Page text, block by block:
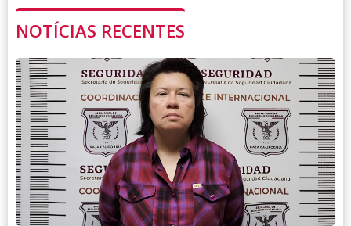
NOTÍCIAS RECENTES